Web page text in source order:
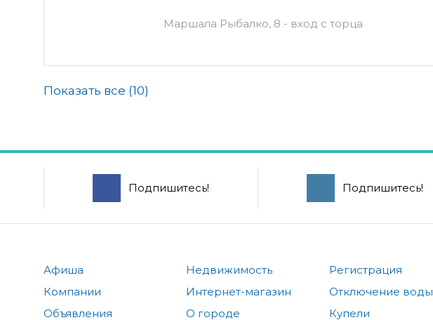
Маршала Рыбалко, 8 - вход с торца
Показать все (10)
Подпишитесь! Подпишитесь!
Афиша
Компании
Объявления
Недвижимость
Интернет-магазин
О городе
Регистрация
Отключение воды
Купели